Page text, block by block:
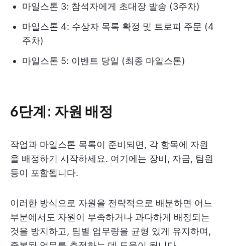
마일스톤 3: 참석자에게 초대장 발송 (3주차)
마일스톤 4: 수상자 목록 확정 및 트로피 주문 (4
주차)
마일스톤 5: 이벤트 당일 (최종 마일스톤)
6단계: 자원 배정
작업과 마일스톤 목록이 준비되면, 각 항목에 자원
을 배정하기 시작하세요. 여기에는 장비, 자금, 팀원
등이 포함됩니다.
이러한 방식으로 자원을 전략적으로 배분하면 어느
부분에서도 자원이 부족하거나 과다하게 배정되는
것을 방지하고, 팀별 업무량을 균형 있게 유지하며,